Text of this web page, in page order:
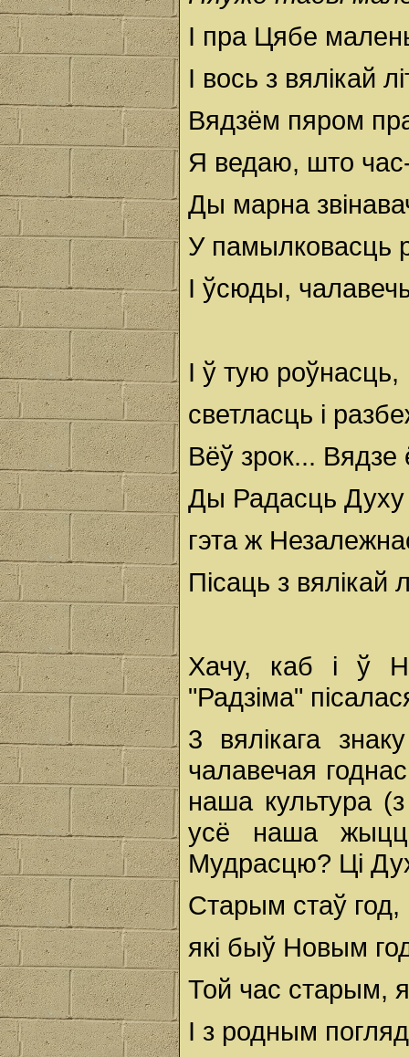
I пра Цябе
I вось з вялікай
Вядзём пяром
Я ведаю, што
Ды марна
У памылковасць
I ўсюды,
I ў тую роўнасць,
светласць і
Вёў зрок... Вядзе
Ды Радасць
гэта ж
Пісаць з вялікай
Хачу, каб і ў
"Радзіма"
3 вялікага
чалавечая
наша культура
усё наша
Мудрасцю? Ці
Старым стаў год,
які быў Новым
Той час старым,
I з родным